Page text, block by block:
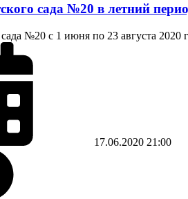
сада №20 в летний
№20 с 1 июня по 23 августа 2020
17.06.2020 21:00